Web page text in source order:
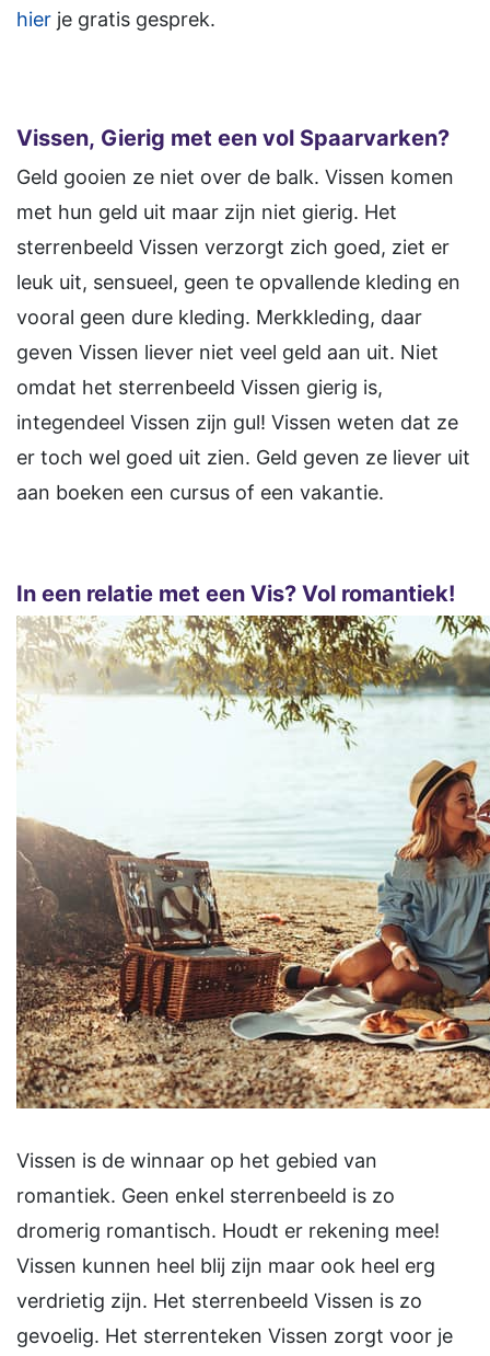
hier je gratis gesprek.
Vissen, Gierig met een vol Spaarvarken?
Geld gooien ze niet over de balk. Vissen komen
met hun geld uit maar zijn niet gierig. Het
sterrenbeeld Vissen verzorgt zich goed, ziet er
leuk uit, sensueel, geen te opvallende kleding en
vooral geen dure kleding. Merkkleding, daar
geven Vissen liever niet veel geld aan uit. Niet
omdat het sterrenbeeld Vissen gierig is,
integendeel Vissen zijn gul! Vissen weten dat ze
er toch wel goed uit zien. Geld geven ze liever uit
aan boeken een cursus of een vakantie.
In een relatie met een Vis? Vol romantiek!
Vissen is de winnaar op het gebied van
romantiek. Geen enkel sterrenbeeld is zo
dromerig romantisch. Houdt er rekening mee!
Vissen kunnen heel blij zijn maar ook heel erg
verdrietig zijn. Het sterrenbeeld Vissen is zo
gevoelig. Het sterrenteken Vissen zorgt voor je